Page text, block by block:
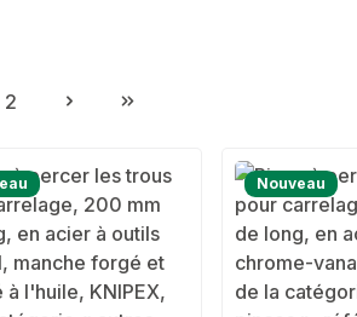
Page
2
Nouveau